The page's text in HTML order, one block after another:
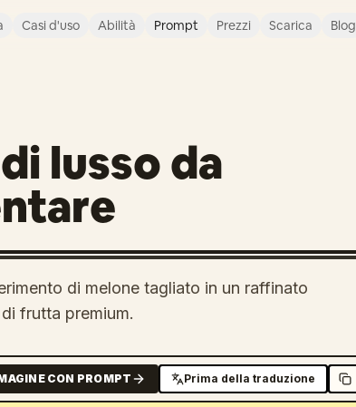
Casi d'uso Abilità Prompt Prezzi Scarica Blog
lusso da
di melone tagliato in un raffinato
frutta premium.
CON PROMPT Prima della traduzione